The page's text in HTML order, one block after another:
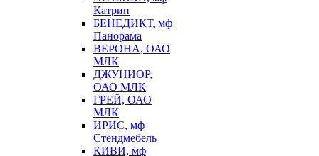
Катрин
БЕНЕДИКТ, мф
Панорама
ВЕРОНА, ОАО
МЛК
ДЖУНИОР,
ОАО МЛК
ГРЕЙ, ОАО
МЛК
ИРИС, мф
Стендмебель
КИВИ, мф